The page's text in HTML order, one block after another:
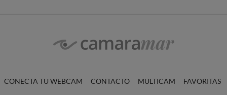
CONECTA TU WEBCAM CONTACTO MULTICAM FAVORITAS